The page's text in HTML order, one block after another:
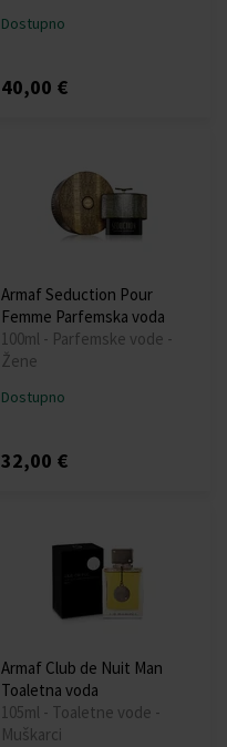
Dostupno
40,00 €
Armaf Seduction Pour
Femme Parfemska voda
100ml - Parfemske vode -
Žene
Dostupno
32,00 €
Armaf Club de Nuit Man
Toaletna voda
105ml - Toaletne vode -
Muškarci